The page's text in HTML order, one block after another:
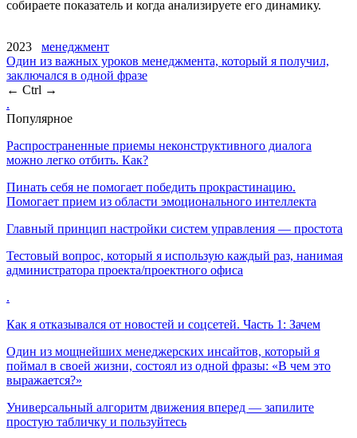
собираете показатель и когда анализируете его динамику.
2023
менеджмент
Один из важных уроков менеджмента, который я получил,
заключался в одной фразе
← Ctrl →
.
Популярное
Распространенные приемы неконструктивного диалога
можно легко отбить. Как?
Пинать себя не помогает победить прокрастинацию.
Помогает прием из области эмоционального интеллекта
Главный принцип настройки систем управления — простота
Тестовый вопрос, который я использую каждый раз, нанимая
администратора проекта/проектного офиса
.
Как я отказывался от новостей и соцсетей. Часть 1: Зачем
Один из мощнейших менеджерских инсайтов, который я
поймал в своей жизни, состоял из одной фразы: «В чем это
выражается?»
Универсальный алгоритм движения вперед — запилите
простую табличку и пользуйтесь